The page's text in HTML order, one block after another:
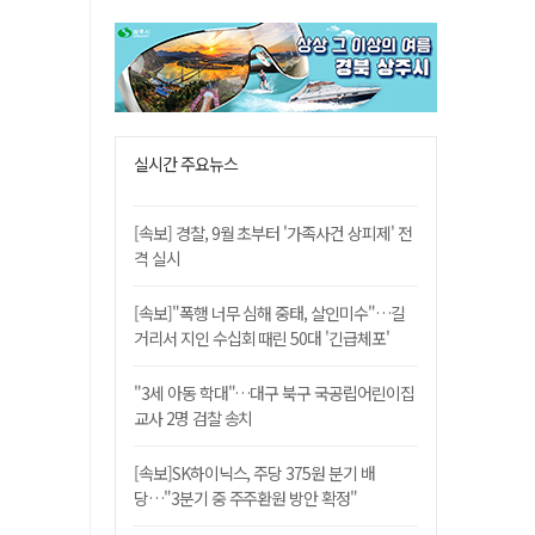
실시간 주요뉴스
[속보] 경찰, 9월 초부터 '가족사건 상피제' 전
격 실시
[속보]"폭행 너무 심해 중태, 살인미수"…길
거리서 지인 수십회 때린 50대 '긴급체포'
"3세 아동 학대"…대구 북구 국공립어린이집
교사 2명 검찰 송치
[속보]SK하이닉스, 주당 375원 분기 배
당…"3분기 중 주주환원 방안 확정"